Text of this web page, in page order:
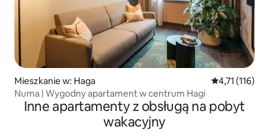
Mieszkanie w: Haga Średnia
4,71 (116)
Numa | Wygodny apartament w centrum Hagi
Inne apartamenty z obsługą na pobyt
wakacyjny